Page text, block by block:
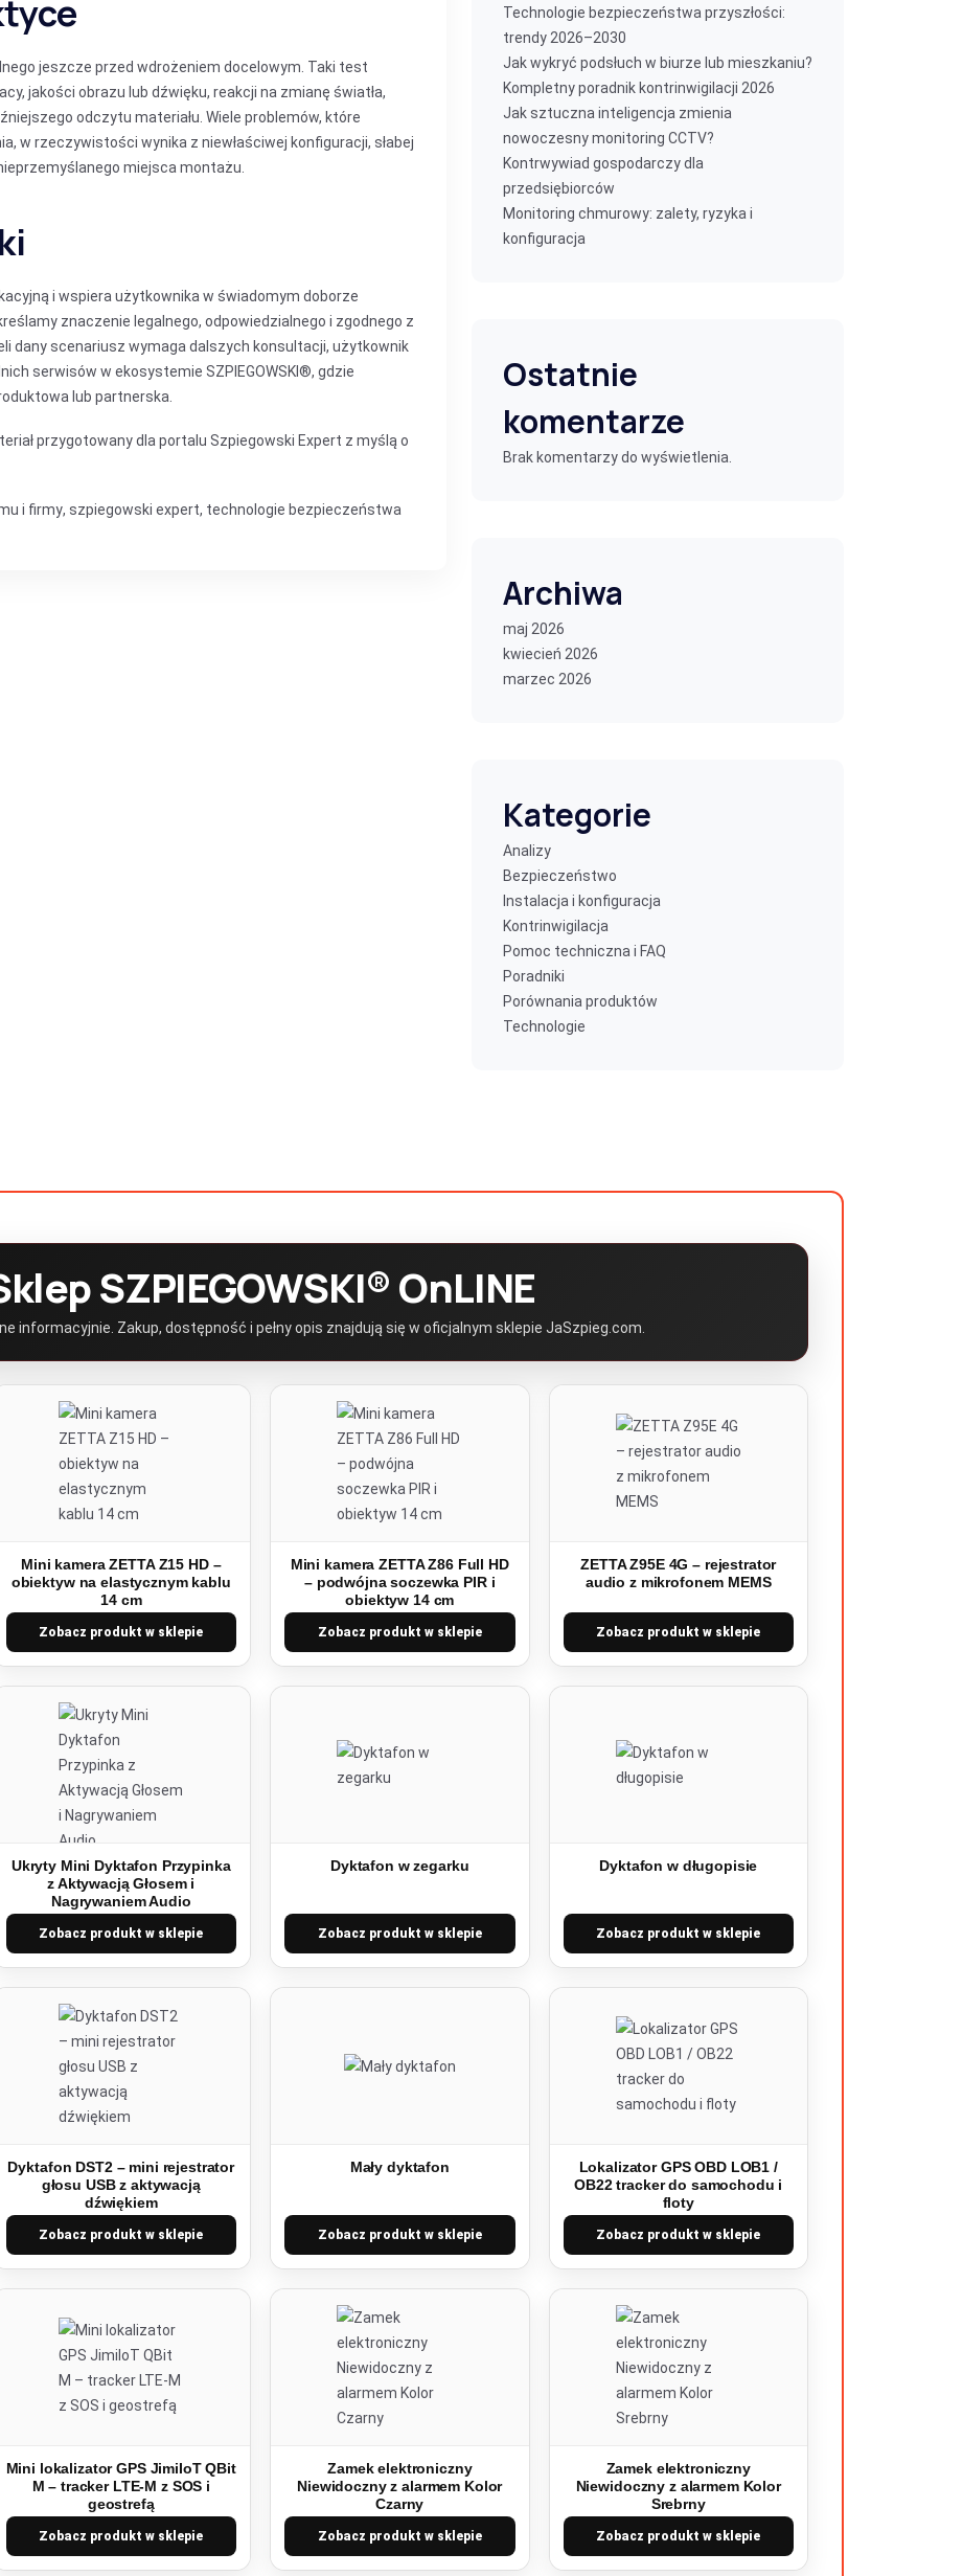
jeszcze przed wdrożeniem docelowym. Taki test
jakości obrazu lub dźwięku, reakcji na zmianę światła,
odczytu materiału. Wiele problemów, które
w rzeczywistości wynika z niewłaściwej konfiguracji, słabej
miejsca montażu.
i wspiera użytkownika w świadomym doborze
znaczenie legalnego, odpowiedzialnego i zgodnego z
dany scenariusz wymaga dalszych konsultacji, użytkownik
serwisów w ekosystemie SZPIEGOWSKI®, gdzie
lub partnerska.
przygotowany dla portalu Szpiegowski Expert z myślą o
i firmy, szpiegowski expert, technologie bezpieczeństwa
Technologie bezpieczeństwa przyszłości:
trendy 2026–2030
Jak wykryć podsłuch w biurze lub mieszkaniu?
Kompletny poradnik kontrinwigilacji 2026
Jak sztuczna inteligencja zmienia
nowoczesny monitoring CCTV?
Kontrwywiad gospodarczy dla
przedsiębiorców
Monitoring chmurowy: zalety, ryzyka i
konfiguracja
Ostatnie
komentarze
Brak komentarzy do wyświetlenia.
Archiwa
maj 2026
kwiecień 2026
marzec 2026
Kategorie
Analizy
Bezpieczeństwo
Instalacja i konfiguracja
Kontrinwigilacja
Pomoc techniczna i FAQ
Poradniki
Porównania produktów
Technologie
SZPIEGOWSKI® OnLINE
informacyjnie. Zakup, dostępność i pełny opis znajdują się w oficjalnym sklepie JaSzpieg.com.
Mini kamera ZETTA Z15 HD –
obiektyw na elastycznym kablu
14 cm
Zobacz produkt w sklepie
Mini kamera ZETTA Z86 Full HD
– podwójna soczewka PIR i
obiektyw 14 cm
Zobacz produkt w sklepie
ZETTA Z95E 4G – rejestrator
audio z mikrofonem MEMS
Zobacz produkt w sklepie
Ukryty Mini Dyktafon Przypinka
z Aktywacją Głosem i
Nagrywaniem Audio
Zobacz produkt w sklepie
Dyktafon w zegarku
Zobacz produkt w sklepie
Dyktafon w długopisie
Zobacz produkt w sklepie
Dyktafon DST2 – mini rejestrator
głosu USB z aktywacją
dźwiękiem
Zobacz produkt w sklepie
Mały dyktafon
Zobacz produkt w sklepie
Lokalizator GPS OBD LOB1 /
OB22 tracker do samochodu i
floty
Zobacz produkt w sklepie
Mini lokalizator GPS JimiIoT QBit
M – tracker LTE-M z SOS i
geostrefą
Zobacz produkt w sklepie
Zamek elektroniczny
Niewidoczny z alarmem Kolor
Czarny
Zobacz produkt w sklepie
Zamek elektroniczny
Niewidoczny z alarmem Kolor
Srebrny
Zobacz produkt w sklepie